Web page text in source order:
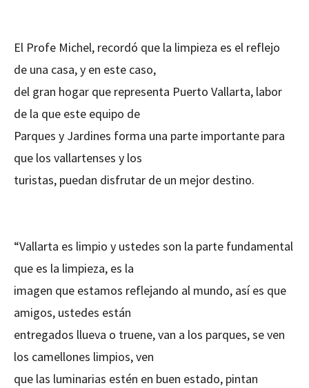
El Profe Michel, recordó que la limpieza es el reflejo
de una casa, y en este caso,
del gran hogar que representa Puerto Vallarta, labor
de la que este equipo de
Parques y Jardines forma una parte importante para
que los vallartenses y los
turistas, puedan disfrutar de un mejor destino.
“Vallarta es limpio y ustedes son la parte fundamental
que es la limpieza, es la
imagen que estamos reflejando al mundo, así es que
amigos, ustedes están
entregados llueva o truene, van a los parques, se ven
los camellones limpios, ven
que las luminarias estén en buen estado, pintan